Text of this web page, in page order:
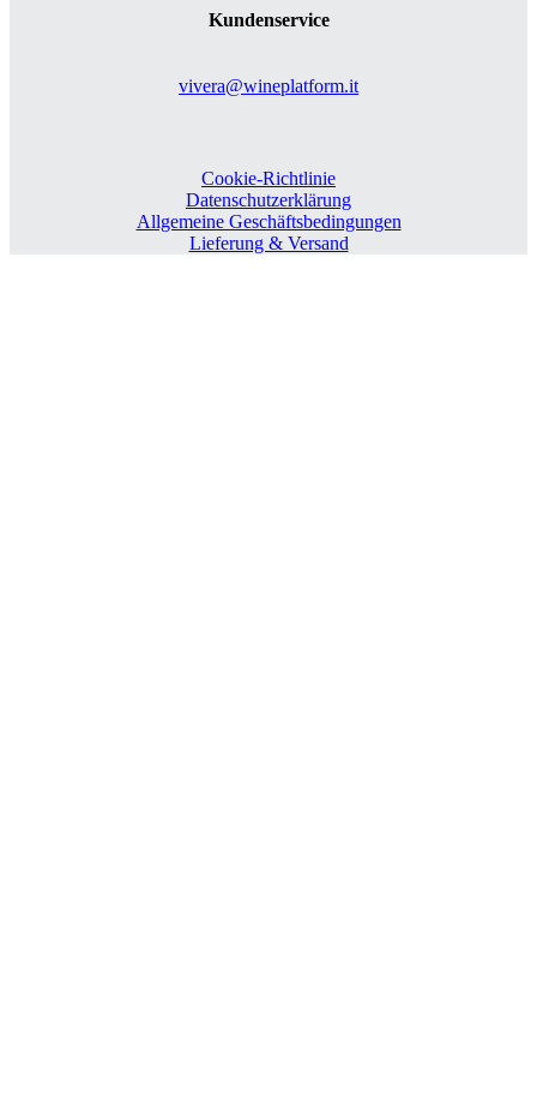
Kundenservice
vivera@wineplatform.it
Cookie-Richtlinie
Datenschutzerklärung
Allgemeine Geschäftsbedingungen
Lieferung & Versand